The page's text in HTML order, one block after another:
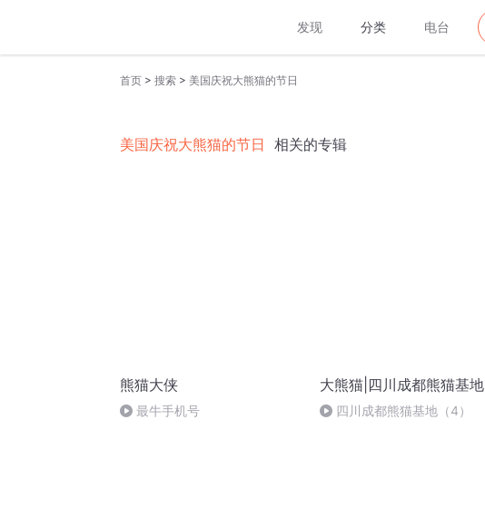
发现 分类 电台
首页 > 搜索 > 美国庆祝大熊猫的节日
美国庆祝大熊猫的节日 相关的专辑
熊猫大侠
最牛手机号
大熊猫|四川成都熊猫基地
四川成都熊猫基地（4）